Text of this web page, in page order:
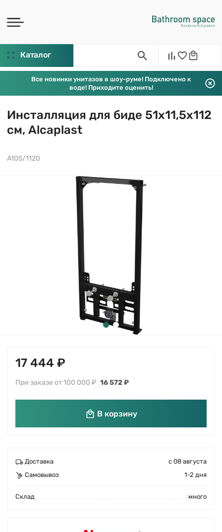
Каталог
Все новинки унитазов в шоу-руме! Подключено к
воде! Приходите оценить!
Инсталляция для биде 51х11,5х112
см, Alcaplast
A105/1120
17 444 ₽
При заказе от 100 000 ₽ 16 572 ₽
В корзину
Доставка
с 08 августа
Самовывоз
1-2 дня
Cклад много